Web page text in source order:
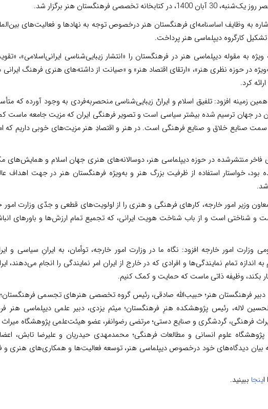
تخصصی فرهنگستان هنر برگزار شد.
اشاره به وظایف اساسنامه‌ای فرهنگستان هنر درخصوص توجه به نهادها و فعالیت‌های
کارگروه دیپلماسی هنر پرداخت.
به مقوله دیپلماسی هنر در فرهنگستان را «انتشار زیبایی‌شناسی ایرانی‌اسلامی»،
در حوزه نظری هنر»، «ارتقای اقتصاد هنر» و «صیانت از داشته‌های هنری فرهنگ
کرد.
زمینه افزود: تلفیق اسلام و ایرانْ زیبایی‌شناسی منحصربه‌فردی به وجود آورده که
در جهان ترسیم شده بیشتر سیاسی است و تصویر فرهنگی ایران که مزیت جامعه ماست
سمت صنایع خلاق و صنایع فرهنگی است. در هنر و اقتصادِ هنر مزیت‌های خوبی داریم که
فاخر منتشرشده در حوزه دیپلماسی هنر، دوسالانه‌های هنری جهان اسلام و همایش‌های
بود، خواستار استفاده از ظرفیت بزرگ هنر و به‌ویژه فرهنگستان هنر در جهت اهداف
شد.
وزیر امور خارجه، کارهای فرهنگی و هنری را از اولویت‌های قطعی و جدّی وزارت امور
و شناختی است و از باب شناخت هویت ایرانی، که تجمیع تمام ارزش‌ها و باورهای
وزارت امور خارجه افزود: نگاه ما در وزارت امور خارجه، توأمان، به ایرانِ سیاسی
اندازه تمام نمایندگی‌ها و افرادی که در خارج از ایران امر نمایندگی را انجام می‌دهند،
بکند، وظیفه ذاتی ماست که حمایت و کمک کنیم.
دبیر فرهنگستان هنر؛ حبیب‌الله صادقی، رئیس گروه تخصصی هنرهای تجسمی
لاله، رئیس پژوهشکده هنرِ فرهنگستان؛ میثم یزدی، دبیر علمی دیپلماسی هنر
فرهنگی، گردشگری و صنایع دستی؛ مرتضی رضوانفر، عضو هیئت‌علمی پژوهشگاه
علوم انسانی و مطالعات فرهنگی؛ محمدمهدی حیدریان و علیرضا تابش،
بیان دیدگاه‌های خود درخصوص دیپلماسی هنر، توسعه فعالیت‌ها و همکاری‌های هنری و
ینجا ببینید.